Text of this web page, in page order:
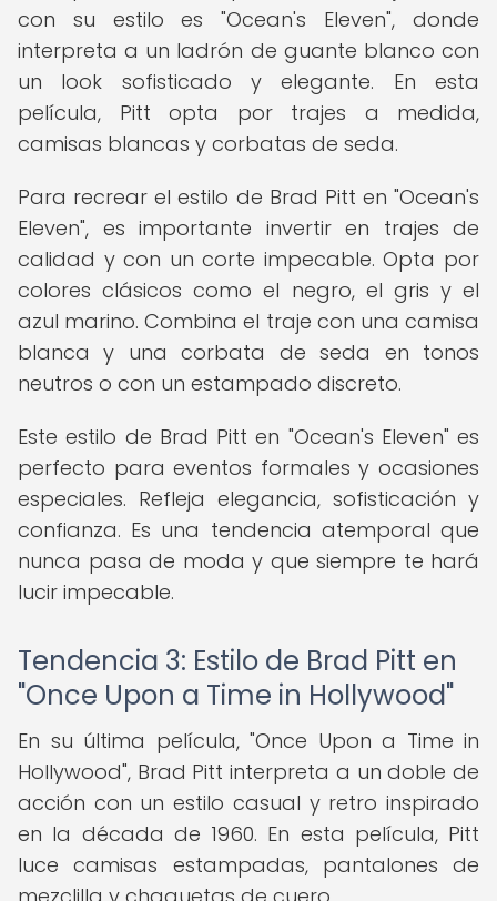
con su estilo es "Ocean's Eleven", donde
interpreta a un ladrón de guante blanco con
un look sofisticado y elegante. En esta
película, Pitt opta por trajes a medida,
camisas blancas y corbatas de seda.
Para recrear el estilo de Brad Pitt en "Ocean's
Eleven", es importante invertir en trajes de
calidad y con un corte impecable. Opta por
colores clásicos como el negro, el gris y el
azul marino. Combina el traje con una camisa
blanca y una corbata de seda en tonos
neutros o con un estampado discreto.
Este estilo de Brad Pitt en "Ocean's Eleven" es
perfecto para eventos formales y ocasiones
especiales. Refleja elegancia, sofisticación y
confianza. Es una tendencia atemporal que
nunca pasa de moda y que siempre te hará
lucir impecable.
Tendencia 3: Estilo de Brad Pitt en
"Once Upon a Time in Hollywood"
En su última película, "Once Upon a Time in
Hollywood", Brad Pitt interpreta a un doble de
acción con un estilo casual y retro inspirado
en la década de 1960. En esta película, Pitt
luce camisas estampadas, pantalones de